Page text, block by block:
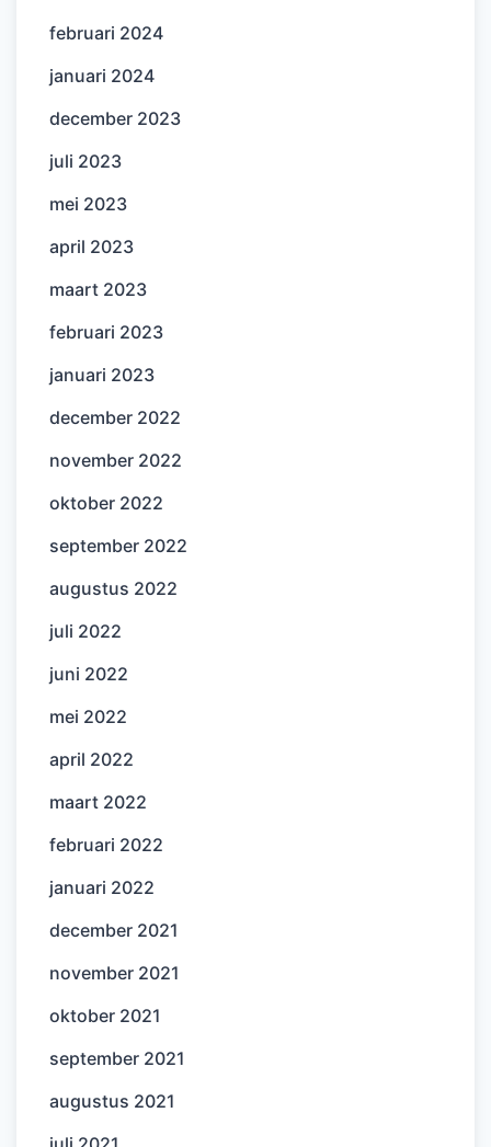
februari 2024
januari 2024
december 2023
juli 2023
mei 2023
april 2023
maart 2023
februari 2023
januari 2023
december 2022
november 2022
oktober 2022
september 2022
augustus 2022
juli 2022
juni 2022
mei 2022
april 2022
maart 2022
februari 2022
januari 2022
december 2021
november 2021
oktober 2021
september 2021
augustus 2021